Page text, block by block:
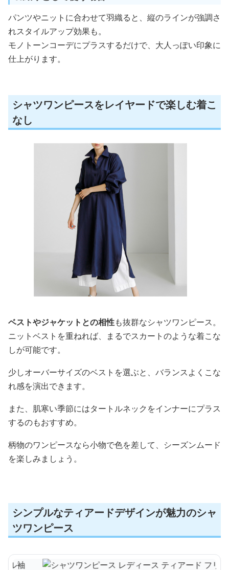
パンツやニットに合わせて羽織ると、縦のラインが強調さ
れスタイルアップ効果も。
モノトーンコーデにプラスするだけで、大人っぽい印象に
仕上がります。
シャツワンピースをレイヤードで楽しむ着こ
なし
ベストやジャケットとの相性も抜群なシャツワンピース。
ニットベストを重ねれば、まるでスカートのような着こな
しが可能です。
少しオーバーサイズのベストを選ぶと、バランスよくこな
れ感を演出できます。
また、肌寒い季節にはタートルネックをインナーにプラス
するのもおすすめ。
柄物のワンピースなら小物で色を差して、シーズンムード
を楽しみましょう。
シンプルなティアードデザインが魅力のシャ
ツワンピース